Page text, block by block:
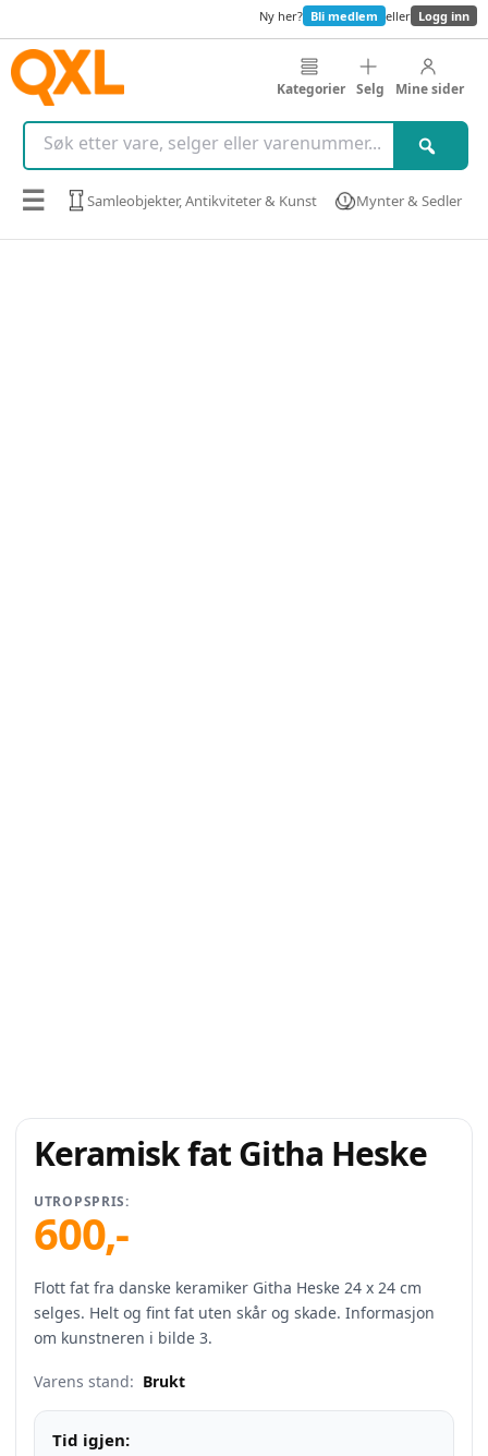
Ny her? Bli medlem eller Logg inn
Kategorier Selg Mine sider
☰ Samleobjekter, Antikviteter & Kunst Mynter & Sedler
Keramisk fat Githa Heske
UTROPSPRIS:
600,-
Flott fat fra danske keramiker Githa Heske 24 x 24 cm
selges. Helt og fint fat uten skår og skade. Informasjon
om kunstneren i bilde 3.
Varens stand: Brukt
Tid igjen: